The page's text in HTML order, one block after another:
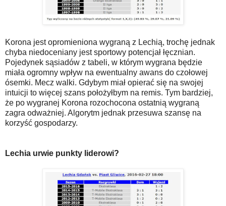
Korona jest opromieniona wygraną z Lechią, trochę jednak
chyba niedoceniany jest sportowy potencjał łęcznian.
Pojedynek sąsiadów z tabeli, w którym wygrana będzie
miała ogromny wpływ na ewentualny awans do czołowej
ósemki. Mecz walki. Gdybym miał opierać się na swojej
intuicji to więcej szans położyłbym na remis. Tym bardziej,
że po wygranej Korona rozochocona ostatnią wygraną
zagra odważniej. Algorytm jednak przesuwa szansę na
korzyść gospodarzy.
Lechia urwie punkty liderowi?